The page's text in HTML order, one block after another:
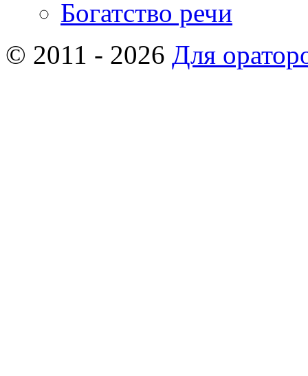
Богатство речи
© 2011 - 2026 Для